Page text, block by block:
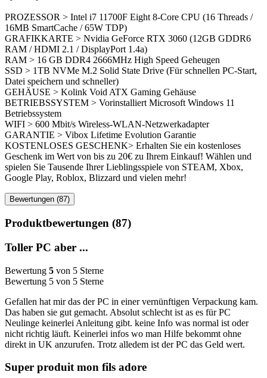
PROZESSOR > Intel i7 11700F Eight 8-Core CPU (16 Threads /
16MB SmartCache / 65W TDP)
GRAFIKKARTE > Nvidia GeForce RTX 3060 (12GB GDDR6
RAM / HDMI 2.1 / DisplayPort 1.4a)
RAM > 16 GB DDR4 2666MHz High Speed Geheugen
SSD > 1TB NVMe M.2 Solid State Drive (Für schnellen PC-Start,
Datei speichern und schneller)
GEHÄUSE > Kolink Void ATX Gaming Gehäuse
BETRIEBSSYSTEM > Vorinstalliert Microsoft Windows 11
Betriebssystem
WIFI > 600 Mbit/s Wireless-WLAN-Netzwerkadapter
GARANTIE > Vibox Lifetime Evolution Garantie
KOSTENLOSES GESCHENK> Erhalten Sie ein kostenloses
Geschenk im Wert von bis zu 20€ zu Ihrem Einkauf! Wählen und
spielen Sie Tausende Ihrer Lieblingsspiele von STEAM, Xbox,
Google Play, Roblox, Blizzard und vielen mehr!
Bewertungen (87)
Produktbewertungen (87)
Toller PC aber ...
Bewertung 5 von 5 Sterne
Bewertung 5 von 5 Sterne
Gefallen hat mir das der PC in einer vernünftigen Verpackung kam.
Das haben sie gut gemacht. Absolut schlecht ist as es für PC
Neulinge keinerlei Anleitung gibt. keine Info was normal ist oder
nicht richtig läuft. Keinerlei infos wo man Hilfe bekommt ohne
direkt in UK anzurufen. Trotz alledem ist der PC das Geld wert.
Super produit mon fils adore